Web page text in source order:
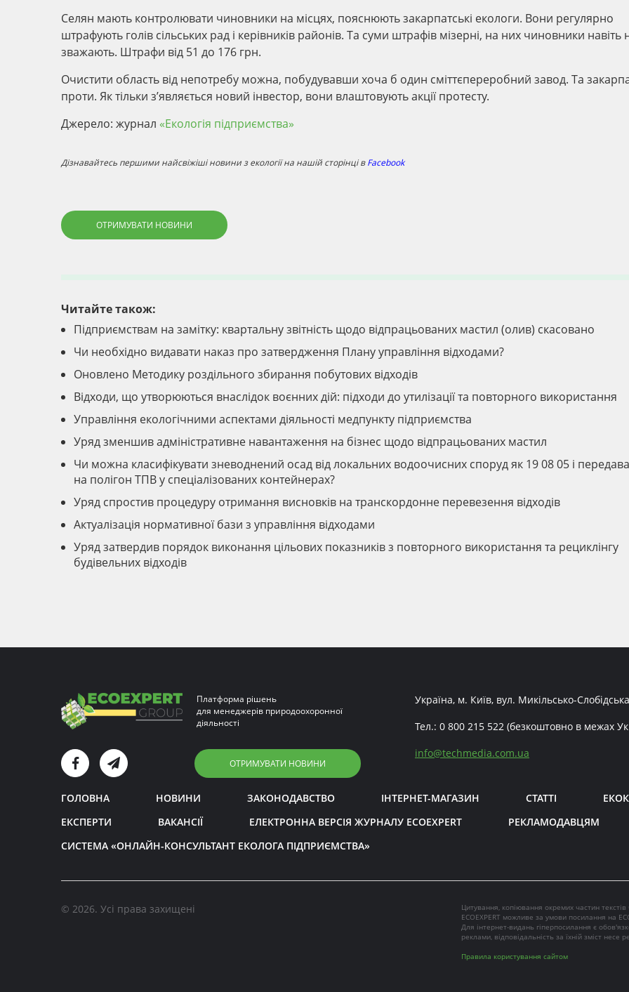
Селян мають контролювати чиновники на місцях, пояснюють закарпатські екологи. Вони регулярно
штрафують голів сільських рад і керівників районів. Та суми штрафів мізерні, на них чиновники навіть
зважають. Штрафи від 51 до 176 грн.
Очистити область від непотребу можна, побудувавши хоча б один сміттєпереробний завод. Та
проти. Як тільки з’являється новий інвестор, вони влаштовують акції протесту.
Джерело: журнал «Екологія підприємства»
Дізнавайтесь першими найсвіжіші новини з екології на нашій сторінці вFacebook
ОТРИМУВАТИ НОВИНИ
Читайте також:
Підприємствам на замітку: квартальну звітність щодо відпрацьованих мастил (олив) скасовано
Чи необхідно видавати наказ про затвердження Плану управління відходами?
Оновлено Методику роздільного збирання побутових відходів
Відходи, що утворюються внаслідок воєнних дій: підходи до утилізації та повторного використання
Управління екологічними аспектами діяльності медпункту підприємства
Уряд зменшив адміністративне навантаження на бізнес щодо відпрацьованих мастил
Чи можна класифікувати зневоднений осад від локальних водоочисних споруд як 19 08 05 і
на полігон ТПВ у спеціалізованих контейнерах?
Уряд спростив процедуру отримання висновків на транскордонне перевезення відходів
Актуалізація нормативної бази з управління відходами
Уряд затвердив порядок виконання цільових показників з повторного використання та рециклінгу
будівельних відходів
Платформа рішень
для менеджерів природоохоронної
діяльності
ОТРИМУВАТИ НОВИНИ
Україна, м. Київ, вул. Микільсько-
Тел.: 0 800 215 522 (безкоштовно в межах
info@techmedia.com.ua
ГОЛОВНА НОВИНИ ЗАКОНОДАВСТВО ІНТЕРНЕТ-МАГАЗИН СТАТТІ
ЕКСПЕРТИ
ВАКАНСІЇ ЕЛЕКТРОННА ВЕРСІЯ ЖУРНАЛУ ECOEXPERT
РЕКЛАМОДАВЦЯМ
СИСТЕМА «ОНЛАЙН-КОНСУЛЬТАНТ ЕКОЛОГА ПІДПРИЄМСТВА»
Цитування, копіювання окремих частин
ECOEXPERT можливе за умови посилання на
Для інтернет-видань гіперпосилання є
реклами, відповідальність за їхній зміст несе
Правила користування сайтом
© 2026. Усі права захищені